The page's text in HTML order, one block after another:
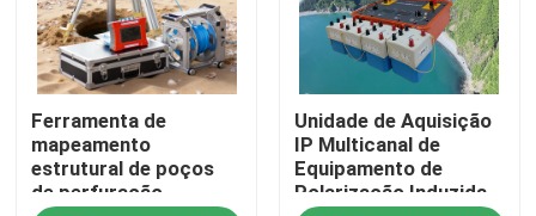
Ferramenta de
mapeamento
estrutural de poços
de perfuração
Unidade de Aquisição
IP Multicanal de
Equipamento de
Polarização Induzida